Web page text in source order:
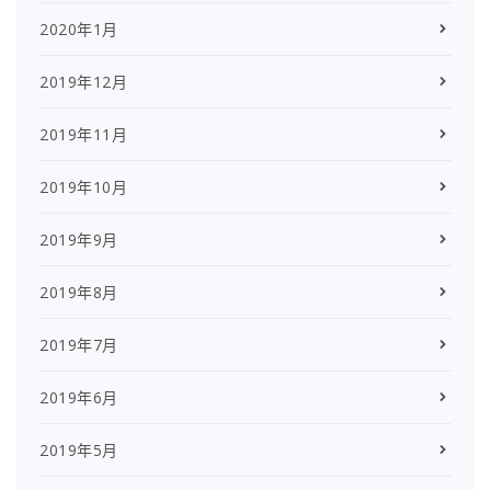
2020年1月
2019年12月
2019年11月
2019年10月
2019年9月
2019年8月
2019年7月
2019年6月
2019年5月